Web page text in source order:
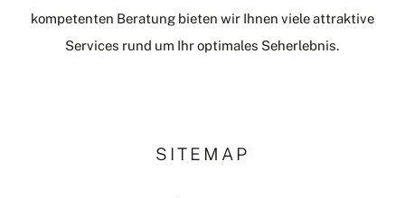
kompetenten Beratung bieten wir Ihnen viele attraktive
Services rund um Ihr optimales Seherlebnis.
SITEMAP